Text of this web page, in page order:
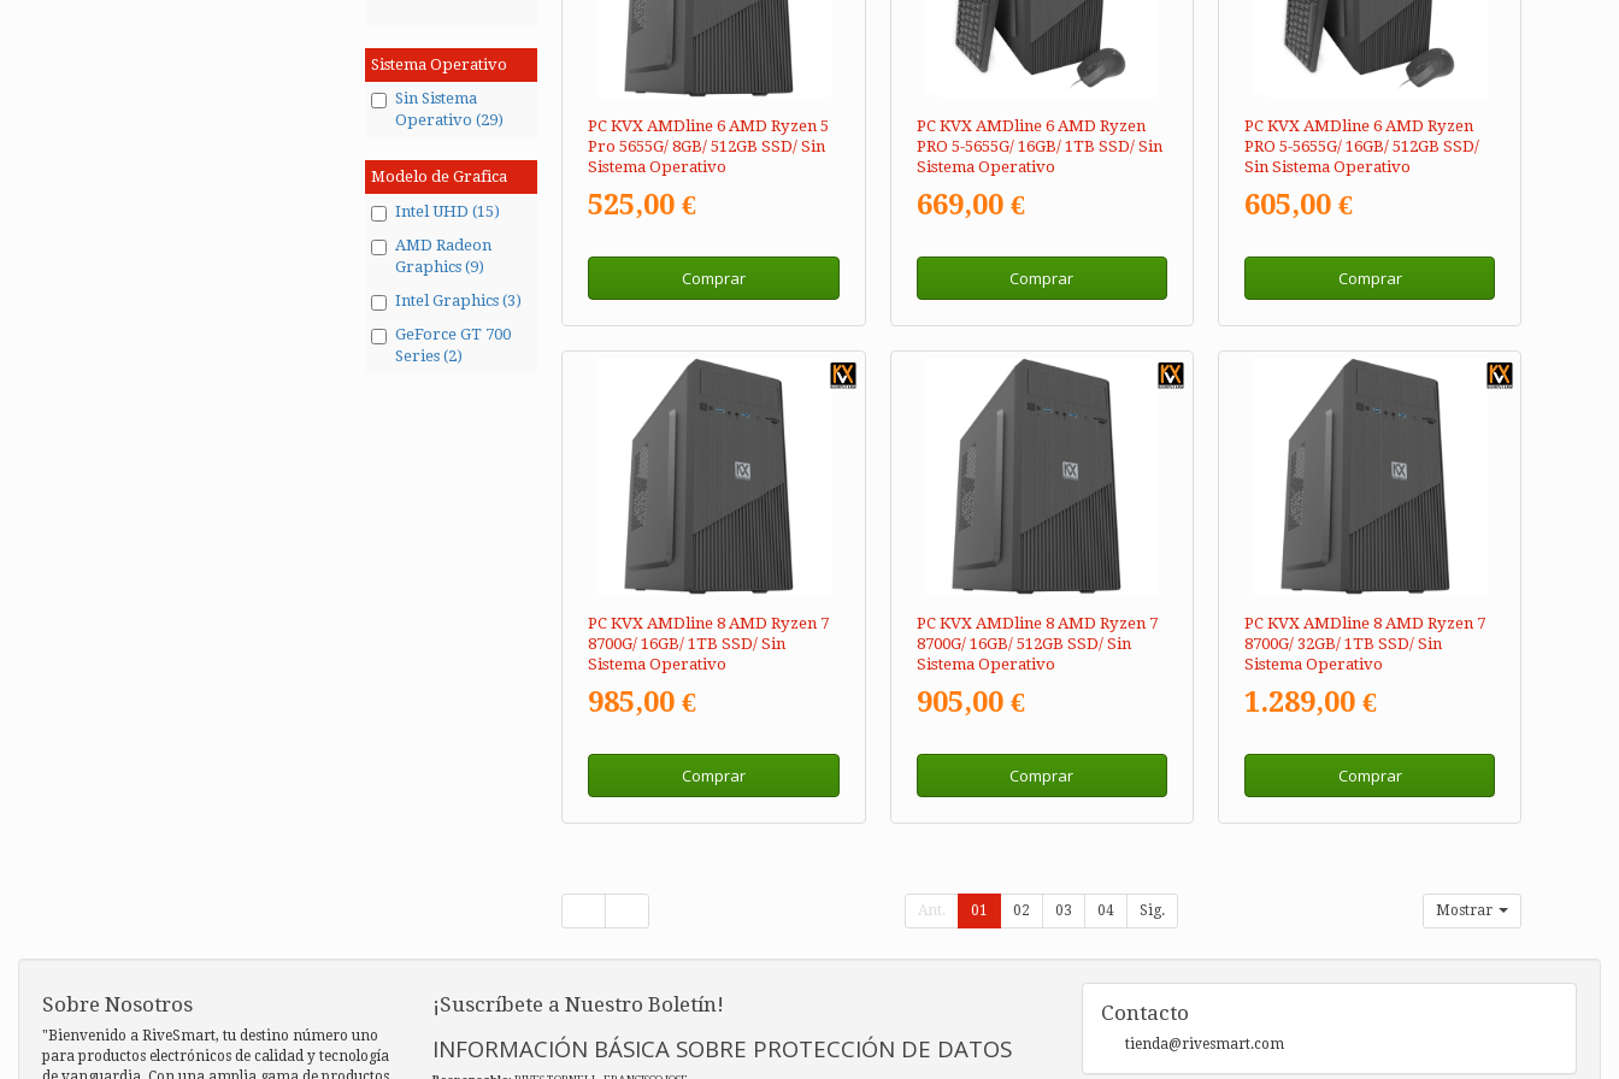
Sistema Operativo
Sin Sistema
Operativo (29)
Modelo de Grafica
Intel UHD (15)
AMD Radeon
Graphics (9)
Intel Graphics (3)
GeForce GT 700
Series (2)
PC KVX AMDline 6 AMD Ryzen 5
Pro 5655G/ 8GB/ 512GB SSD/ Sin
Sistema Operativo
525,00 €
Comprar
PC KVX AMDline 6 AMD Ryzen
PRO 5-5655G/ 16GB/ 1TB SSD/ Sin
Sistema Operativo
669,00 €
Comprar
PC KVX AMDline 6 AMD Ryzen
PRO 5-5655G/ 16GB/ 512GB SSD/
Sin Sistema Operativo
605,00 €
Comprar
PC KVX AMDline 8 AMD Ryzen 7
8700G/ 16GB/ 1TB SSD/ Sin
Sistema Operativo
985,00 €
Comprar
PC KVX AMDline 8 AMD Ryzen 7
8700G/ 16GB/ 512GB SSD/ Sin
Sistema Operativo
905,00 €
Comprar
PC KVX AMDline 8 AMD Ryzen 7
8700G/ 32GB/ 1TB SSD/ Sin
Sistema Operativo
1.289,00 €
Comprar
Ant. 01 02 03 04 Sig. Mostrar
Sobre Nosotros
"Bienvenido a RiveSmart, tu destino número uno
para productos electrónicos de calidad y tecnología
¡Suscríbete a Nuestro Boletín!
INFORMACIÓN BÁSICA SOBRE PROTECCIÓN DE DATOS
Contacto
tienda@rivesmart.com